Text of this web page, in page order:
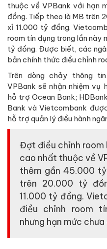
thuộc về VPBank với hạn
đồng. Tiếp theo là MB trên
xỉ 11.000 tỷ đồng.
room tín dụng trong lần này
tỷ đồng. Được biết, các
bản chính thức điều chỉnh
Trên dòng chảy thông
VPBank sẽ nhận nhiệm vụ
hỗ trợ Ocean Bank;
Bank và Vietcombank
hỗ trợ quản lý điều hành
Đợt điều chỉnh room
cao nhất thuộc về
thêm gần 45.000
trên 20.000 tỷ
11.000 tỷ đồng.
điều chỉnh room
nhưng hạn mức